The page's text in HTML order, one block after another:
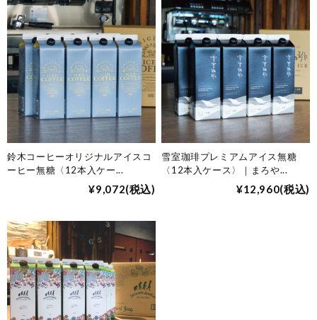
鈴木コーヒーオリジナルアイスコ
ーヒー無糖〈12本入ケー...
¥9,072(税込)
雪室珈琲プレミアムアイス無糖
〈12本入ケース〉｜まろや...
¥12,960(税込)